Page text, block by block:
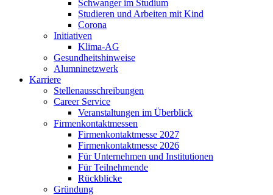
Schwanger im Studium
Studieren und Arbeiten mit Kind
Corona
Initiativen
Klima-AG
Gesundheitshinweise
Alumninetzwerk
Karriere
Stellenausschreibungen
Career Service
Veranstaltungen im Überblick
Firmenkontaktmessen
Firmenkontaktmesse 2027
Firmenkontaktmesse 2026
Für Unternehmen und Institutionen
Für Teilnehmende
Rückblicke
Gründung